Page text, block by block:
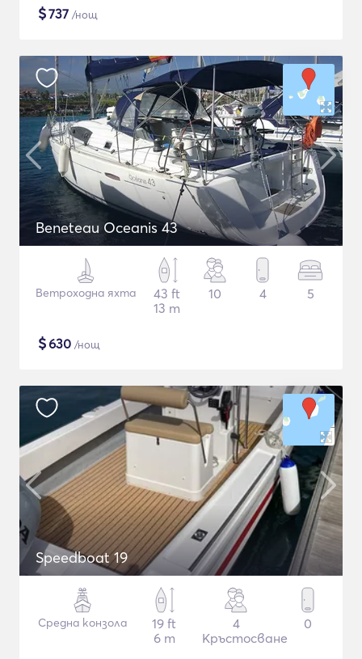
$737 /нощ
Beneteau Oceanis 43
Ветроходна яхта
43 ft
13 m
10 4 5
$630 /нощ
Speedboat 19
Средна конзола
19 ft
6 m
4
Кръстосване
0